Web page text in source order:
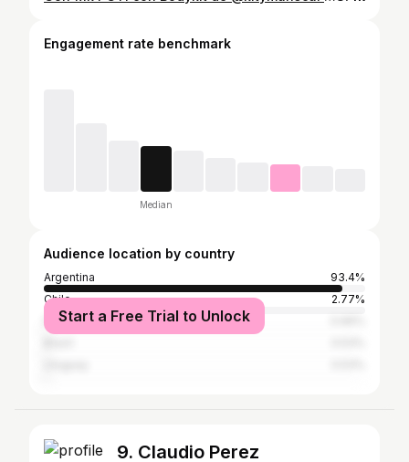
Engagement rate benchmark
Median
Audience location by country
Argentina
93.4%
Chile
2.77%
Paraguay
Start a Free Trial to Unlock
9. Claudio Perez